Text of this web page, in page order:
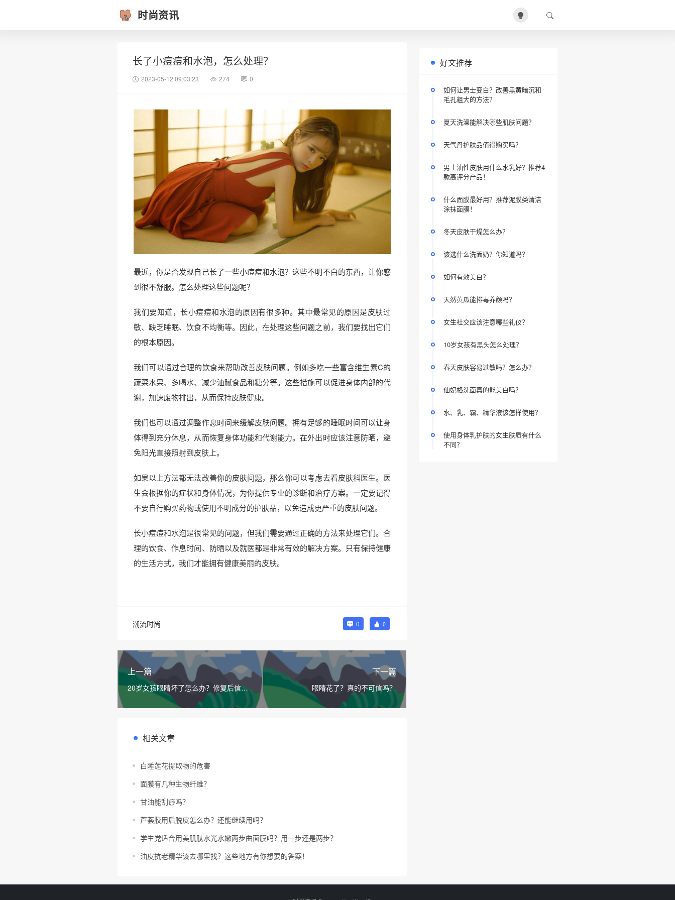
时尚资讯
长了小痘痘和水泡，怎么处理？
2023-05-12 09:03:23 274 0
最近，你是否发现自己长了一些小痘痘和水泡？这些不明不白的东西，让你感
到很不舒服。怎么处理这些问题呢？
我们要知道，长小痘痘和水泡的原因有很多种。其中最常见的原因是皮肤过
敏、缺乏睡眠、饮食不均衡等。因此，在处理这些问题之前，我们要找出它们
的根本原因。
我们可以通过合理的饮食来帮助改善皮肤问题。例如多吃一些富含维生素C的
蔬菜水果、多喝水、减少油腻食品和糖分等。这些措施可以促进身体内部的代
谢，加速废物排出，从而保持皮肤健康。
我们也可以通过调整作息时间来缓解皮肤问题。拥有足够的睡眠时间可以让身
体得到充分休息，从而恢复身体功能和代谢能力。在外出时应该注意防晒，避
免阳光直接照射到皮肤上。
如果以上方法都无法改善你的皮肤问题，那么你可以考虑去看皮肤科医生。医
生会根据你的症状和身体情况，为你提供专业的诊断和治疗方案。一定要记得
不要自行购买药物或使用不明成分的护肤品，以免造成更严重的皮肤问题。
长小痘痘和水泡是很常见的问题，但我们需要通过正确的方法来处理它们。合
理的饮食、作息时间、防晒以及就医都是非常有效的解决方案。只有保持健康
的生活方式，我们才能拥有健康美丽的皮肤。
潮流时尚 0 0
上一篇
20岁女孩眼睛坏了怎么办？修复后信心
下一篇
眼睛花了？真的不可信吗？
相关文章
白睡莲花提取物的危害
面膜有几种生物纤维？
甘油能刮痧吗？
芦荟胶用后脱皮怎么办？还能继续用吗？
学生党适合用美肌肽水光水嫩两步曲面膜吗？用一步还是两步？
油皮抗老精华该去哪里找？这些地方有你想要的答案！
好文推荐
如何让男士变白？改善黑黄暗沉和
毛孔粗大的方法？
夏天洗澡能解决哪些肌肤问题？
天气丹护肤品值得购买吗？
男士油性皮肤用什么水乳好？推荐4
款高评分产品！
什么面膜最好用？推荐泥膜类清洁
涂抹面膜！
冬天皮肤干燥怎么办？
该选什么洗面奶？你知道吗？
如何有效美白？
天然黄瓜能排毒养颜吗？
女生社交应该注意哪些礼仪？
10岁女孩有黑头怎么处理？
春天皮肤容易过敏吗？怎么办？
仙妃格洗面真的能美白吗？
水、乳、霜、精华液该怎样使用？
使用身体乳护肤的女生肤质有什么
不同？